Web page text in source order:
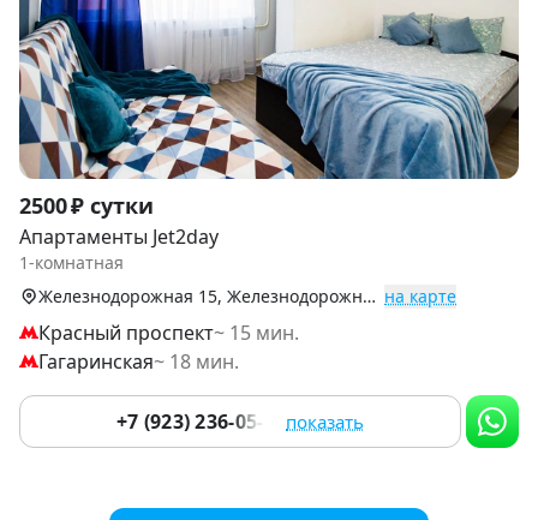
Item
1
of
2500 ₽ сутки
Апартаменты Jet2day
1-комнатная
Железнодорожная 15, Железнодорожный р-н на карте
Красный проспект~ 15 мин.
Гагаринская~ 18 мин.
+7 (923) 236-05-84 показать